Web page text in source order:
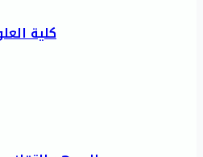
كلية